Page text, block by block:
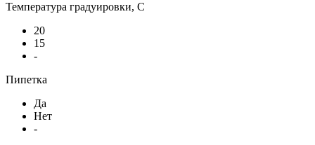
Температура градуировки, С
20
15
-
Пипетка
Да
Нет
-